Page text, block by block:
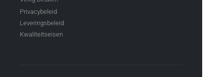
Privacybeleid
Leveringsbeleid
Kwaliteitseisen